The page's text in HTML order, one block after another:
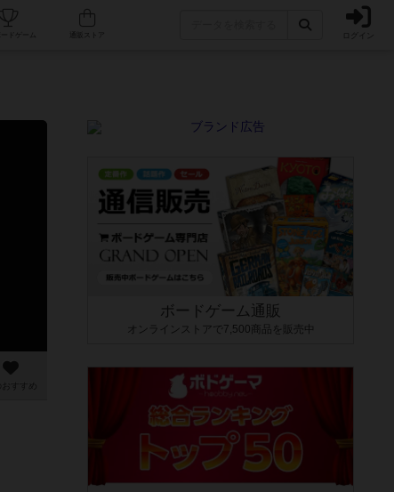
人気ボードゲーム ログイン
おすすめ
ボードゲーム通販
オンラインストアで7,500商品を販売中